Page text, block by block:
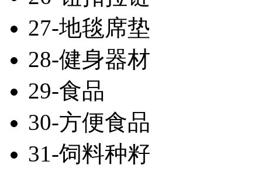
27-地毯席垫
28-健身器材
29-食品
30-方便食品
31-饲料种籽